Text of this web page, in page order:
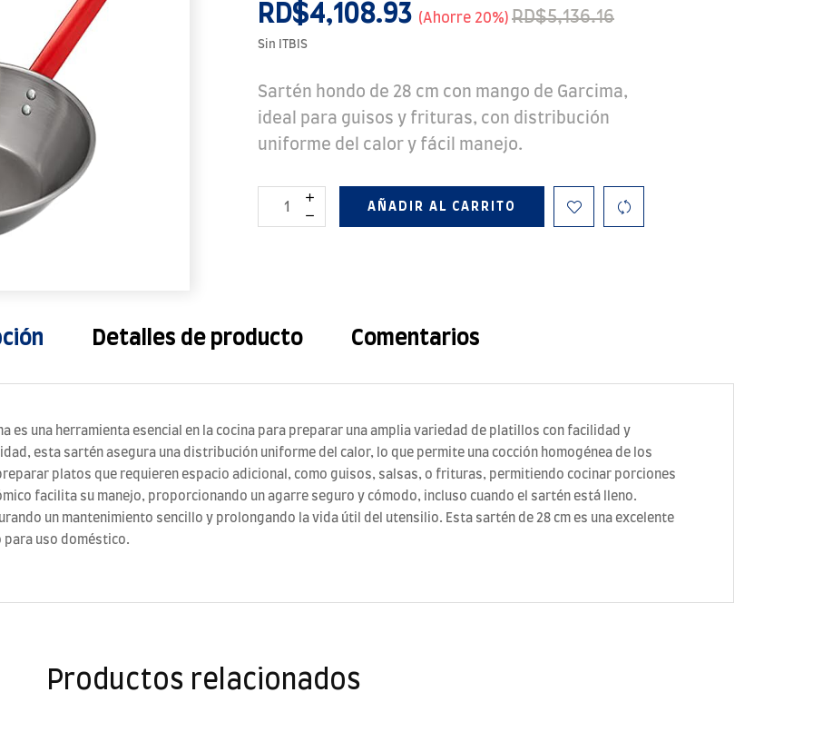
RD$4,108.93 Ahorre 20% RD$5,136.16
Sin ITBIS
Sartén hondo de 28 cm con mango de Garcima,
ideal para guisos y frituras, con distribución
uniforme del calor y fácil manejo.
AÑADIR AL CARRITO
Detalles de producto Comentarios
es una herramienta esencial en la cocina para preparar una amplia variedad de platillos con facilidad y
esta sartén asegura una distribución uniforme del calor, lo que permite una cocción homogénea de los
platos que requieren espacio adicional, como guisos, salsas, o frituras, permitiendo cocinar porciones
facilita su manejo, proporcionando un agarre seguro y cómodo, incluso cuando el sartén está lleno.
un mantenimiento sencillo y prolongando la vida útil del utensilio. Esta sartén de 28 cm es una excelente
uso doméstico.
Productos relacionados